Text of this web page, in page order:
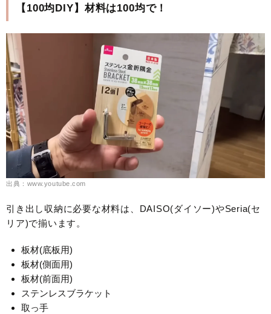
【100均DIY】材料は100均で！
出典：www.youtube.com
引き出し収納に必要な材料は、DAISO(ダイソー)やSeria(セ
リア)で揃います。
板材(底板用)
板材(側面用)
板材(前面用)
ステンレスブラケット
取っ手